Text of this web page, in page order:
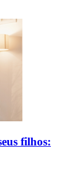
filhos: